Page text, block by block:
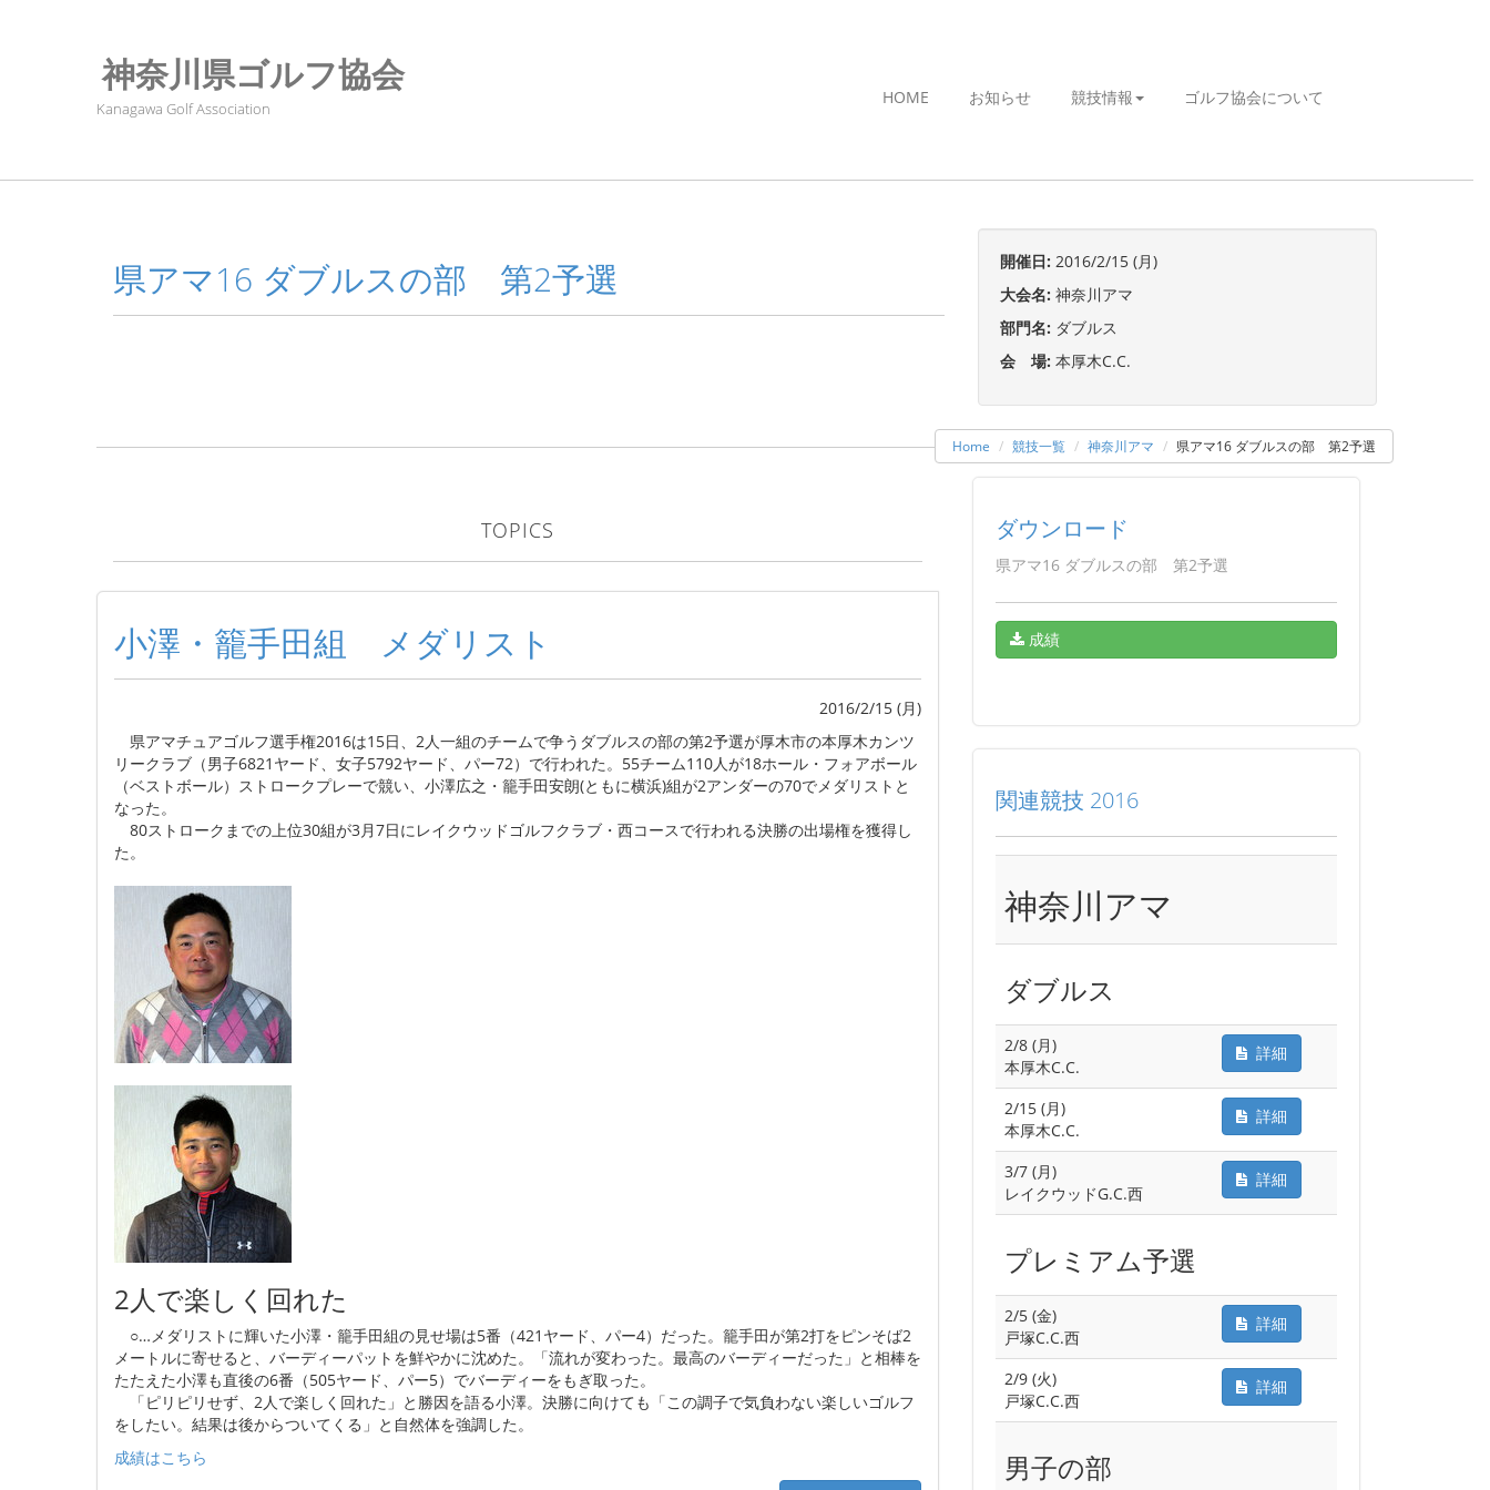
神奈川県ゴルフ協会
Kanagawa Golf Association
HOME お知らせ 競技情報 ゴルフ協会について
県アマ16 ダブルスの部 第2予選 開催日: 2016/2/15 (月)
大会名: 神奈川アマ
部門名: ダブルス
会 場: 本厚木C.C.
Home 競技一覧 神奈川アマ 県アマ16 ダブルスの部 第2予選
ダウンロード
県アマ16 ダブルスの部 第2予選
成績
TOPICS
小澤・籠手田組 メダリスト
2016/2/15 (月)
県アマチュアゴルフ選手権2016は15日、2人一組のチームで争うダブルスの部の第2予選が厚木市の本厚木カンツ
リークラブ（男子6821ヤード、女子5792ヤード、パー72）で行われた。55チーム110人が18ホール・フォアボール
（ベストボール）ストロークプレーで競い、小澤広之・籠手田安朗(ともに横浜)組が2アンダーの70でメダリストと
なった。
80ストロークまでの上位30組が3月7日にレイクウッドゴルフクラブ・西コースで行われる決勝の出場権を獲得し
た。
2人で楽しく回れた
○…メダリストに輝いた小澤・籠手田組の見せ場は5番（421ヤード、パー4）だった。籠手田が第2打をピンそば2
メートルに寄せると、バーディーパットを鮮やかに沈めた。「流れが変わった。最高のバーディーだった」と相棒を
たたえた小澤も直後の6番（505ヤード、パー5）でバーディーをもぎ取った。
「ピリピリせず、2人で楽しく回れた」と勝因を語る小澤。決勝に向けても「この調子で気負わない楽しいゴルフ
をしたい。結果は後からついてくる」と自然体を強調した。
成績はこちら
関連競技 2016
神奈川アマ
ダブルス
2/8 (月)
本厚木C.C.
詳細
2/15 (月)
本厚木C.C.
詳細
3/7 (月)
レイクウッドG.C.西
詳細
プレミアム予選
2/5 (金)
戸塚C.C.西
詳細
2/9 (火)
戸塚C.C.西
詳細
男子の部